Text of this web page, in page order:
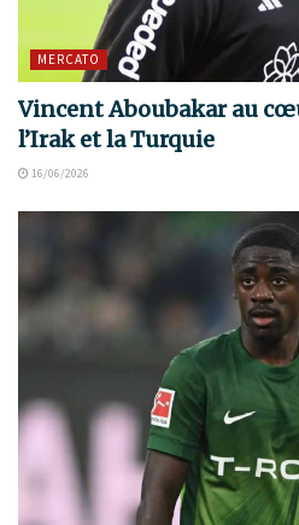
MERCATO
Vincent Aboubakar au
l’Irak et la Turquie
16/06/2026